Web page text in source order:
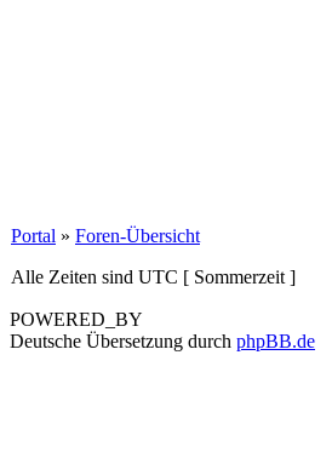
Portal » Foren-Übersicht
Alle Zeiten sind UTC [ Sommerzeit ]
POWERED_BY
Deutsche Übersetzung durch phpBB.de